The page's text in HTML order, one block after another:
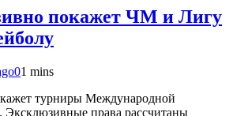
покажет ЧМ и Лигу
01 mins
турниры Международной
Эксклюзивные права рассчитаны